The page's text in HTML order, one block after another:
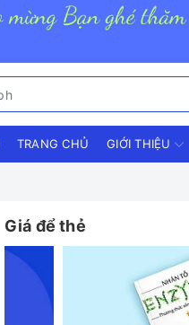
TRANG CHỦ GIỚI THIỆU
Giá để thẻ